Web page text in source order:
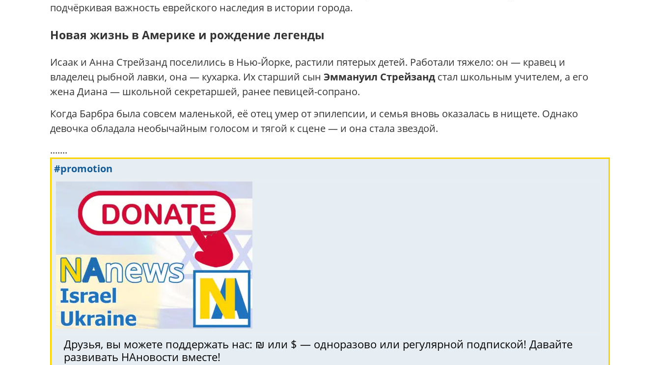
подчёркивая важность еврейского наследия в истории города.
Новая жизнь в Америке и рождение легенды
Исаак и Анна Стрейзанд поселились в Нью-Йорке, растили пятерых детей. Работали тяжело: он — кравец и
владелец рыбной лавки, она — кухарка. Их старший сын Эммануил Стрейзанд стал школьным учителем, а его
жена Диана — школьной секретаршей, ранее певицей-сопрано.
Когда Барбра была совсем маленькой, её отец умер от эпилепсии, и семья вновь оказалась в нищете. Однако
девочка обладала необычайным голосом и тягой к сцене — и она стала звездой.
.......
#promotion
Друзья, вы можете поддержать нас: ₪ или $ — одноразово или регулярной подпиской! Давайте
развивать НАновости вместе!